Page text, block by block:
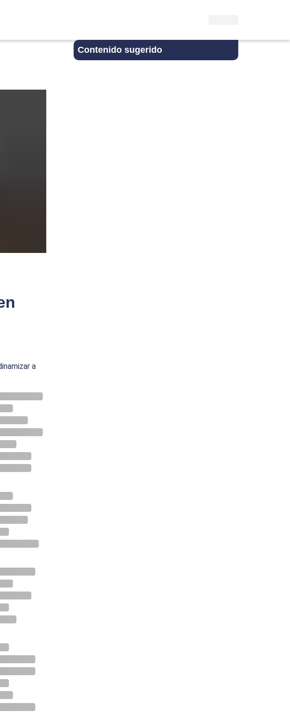
Contenido sugerido
a